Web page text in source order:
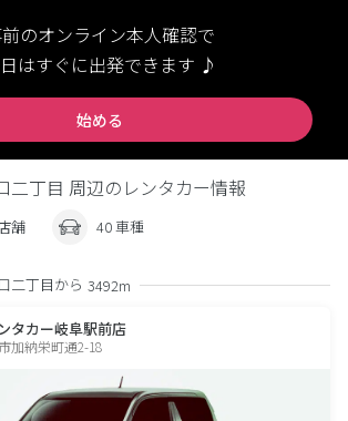
のオンライン本人確認で
はすぐに出発できます ♪
始める
二丁目 周辺のレンタカー情報
舗 40 車種
二丁目から 3492m
タカー岐阜駅前店
加納栄町通2-18